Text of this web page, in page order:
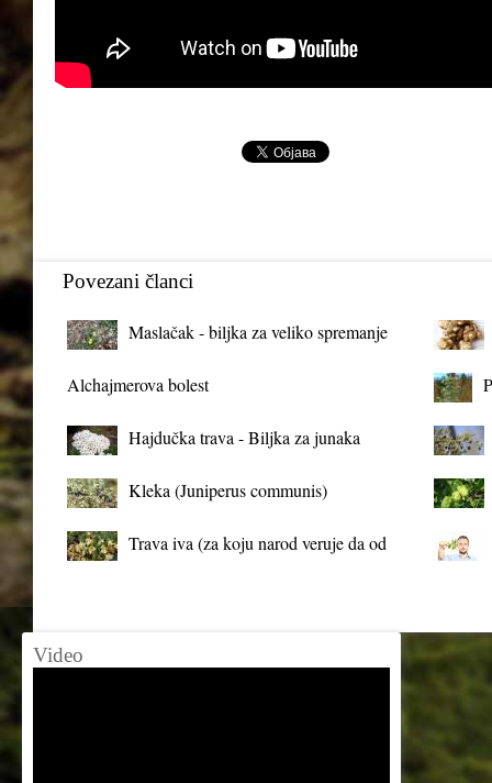
Povezani članci
Maslačak - biljka za veliko spremanje
Alchajmerova bolest
Hajdučka trava - Biljka za junaka
Kleka (Juniperus communis)
Trava iva (za koju narod veruje da od
Video